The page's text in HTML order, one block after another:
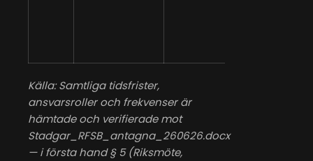
Källa: Samtliga tidsfrister,
ansvarsroller och frekvenser är
hämtade och verifierade mot
Stadgar_RFSB_antagna_260626.docx
— i första hand § 5 (Riksmöte,